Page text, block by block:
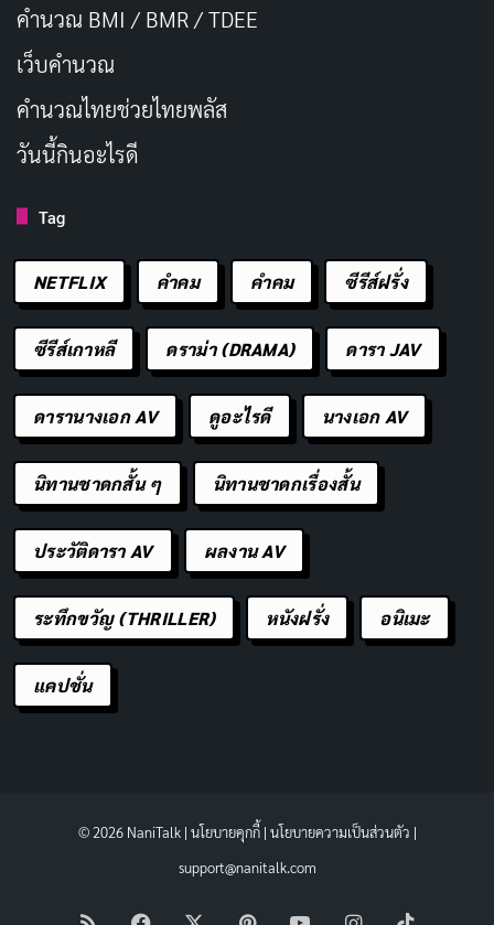
คำนวณ BMI / BMR / TDEE
เว็บคํานวณ
คํานวณไทยช่วยไทยพลัส
วันนี้กินอะไรดี
Tag
NETFLIX คำคม คําคม ซีรีส์ฝรั่ง
ซีรีส์เกาหลี ดราม่า (DRAMA) ดารา JAV
ดารานางเอก AV ดูอะไรดี นางเอก AV
นิทานชาดกสั้น ๆ นิทานชาดกเรื่องสั้น
ประวัติดารา AV ผลงาน AV
ระทึกขวัญ (THRILLER) หนังฝรั่ง อนิเมะ
แคปชั่น
© 2026 NaniTalk | นโยบายคุกกี้| นโยบายความเป็นส่วนตัว |
support@nanitalk.com